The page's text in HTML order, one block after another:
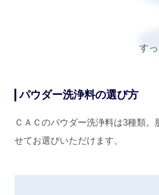
す
パウダー洗浄料の選び方
ＣＡＣのパウダー洗浄料は3種類
せてお選びいただけます。